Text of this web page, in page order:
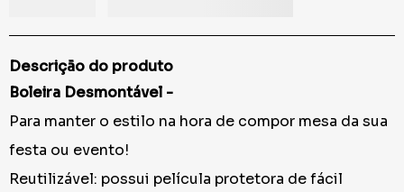
Descrição do produto
Boleira Desmontável -
Para manter o estilo na hora de compor mesa da sua
festa ou evento!
Reutilizável: possui película protetora de fácil